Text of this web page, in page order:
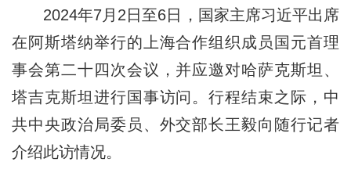
2024年7月2日至6日，国家主席习近平出席
在阿斯塔纳举行的上海合作组织成员国元首理
事会第二十四次会议，并应邀对哈萨克斯坦、
塔吉克斯坦进行国事访问。行程结束之际，中
共中央政治局委员、外交部长王毅向随行记者
介绍此访情况。